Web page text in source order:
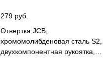
279 руб.
Отвертка JCB,
хромомолибденовая сталь S2,
двухкомпонентная рукоятка,